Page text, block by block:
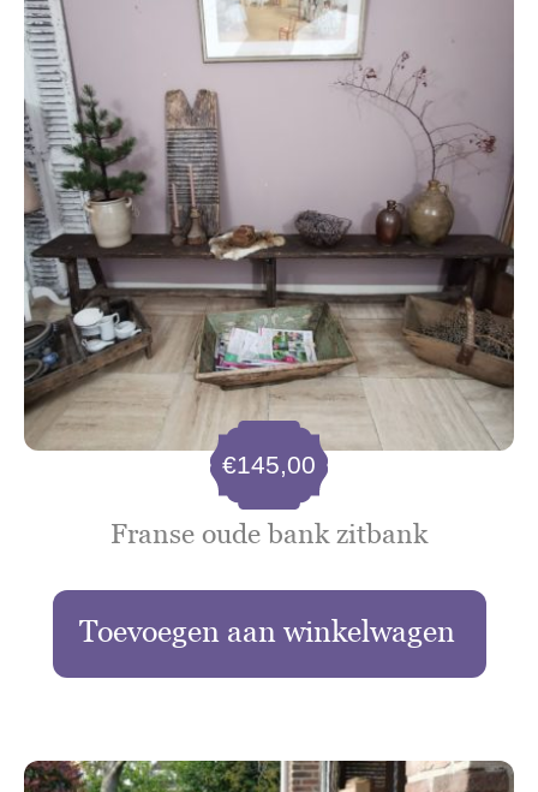
Franse oude bank zitbank
€145,00
Toevoegen aan winkelwagen